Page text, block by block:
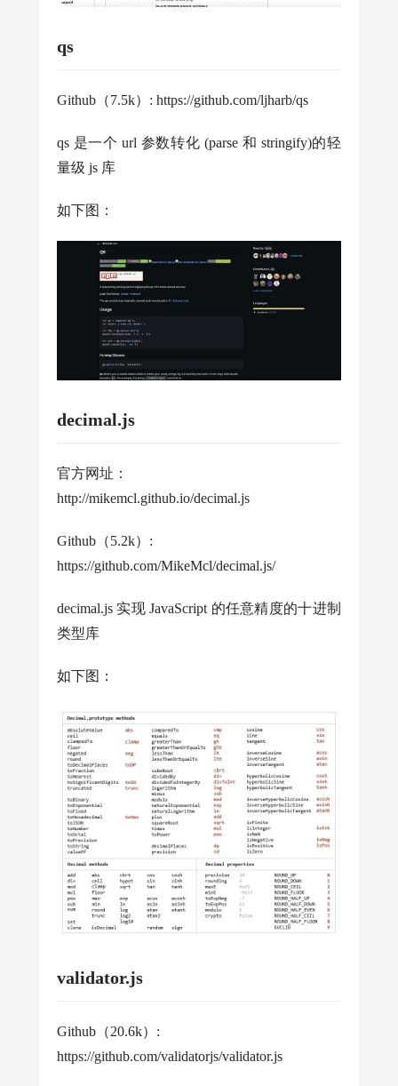
qs
Github（7.5k）: https://github.com/ljharb/qs
qs 是一个 url 参数转化 (parse 和 stringify)的轻
量级 js 库
如下图：
decimal.js
官方网址：
http://mikemcl.github.io/decimal.js
Github（5.2k）:
https://github.com/MikeMcl/decimal.js/
decimal.js 实现 JavaScript 的任意精度的十进制
类型库
如下图：
validator.js
Github（20.6k）:
https://github.com/validatorjs/validator.js